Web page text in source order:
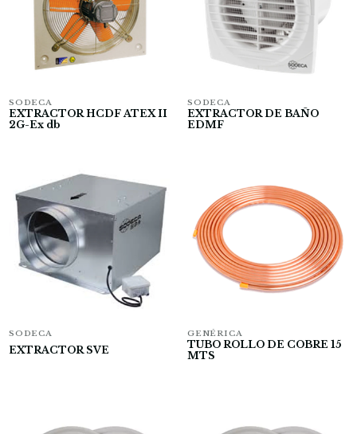
SODECA
EXTRACTOR HCDF ATEX II
2G-Ex db
SODECA
EXTRACTOR DE BAÑO
EDMF
SODECA
EXTRACTOR SVE
GENÉRICA
TUBO ROLLO DE COBRE 15
MTS